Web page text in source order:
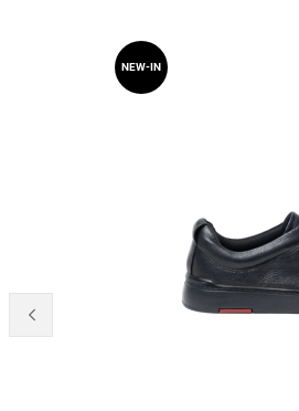
NEW-IN